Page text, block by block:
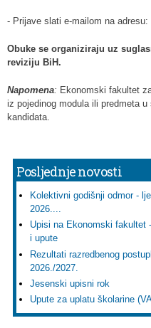
- Prijave slati e-mailom na adresu:
Obuke se organiziraju uz
reviziju BiH.
Napomena: Ekonomski fakultet
iz pojedinog modula ili predmeta
kandidata.
Posljednje novosti
Kolektivni godišnji odmor -
2026....
Upisi na Ekonomski fakultet
i upute
Rezultati razredbenog
2026./2027.
Jesenski upisni rok
Upute za uplatu školarine